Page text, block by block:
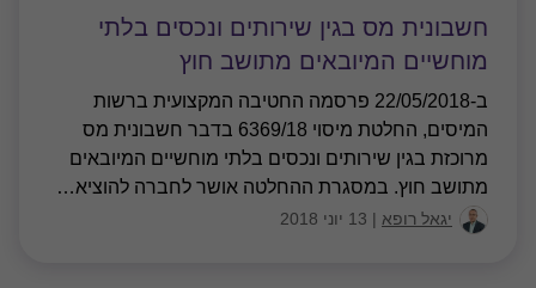
חשבונית מס בגין שירותים ונכסים בלתי
מוחשיים המיובאים מתושב חוץ
ב-22/05/2018 פרסמה החטיבה המקצועית ברשות
המיסים, החלטת מיסוי 6369/18 בדבר חשבונית מס
מרוכזת בגין שירותים ונכסים בלתי מוחשיים המיובאים
מתושב חוץ. במסגרת ההחלטה אושר לחברה להוציא…
יגאל רופא | 13 יוני 2018